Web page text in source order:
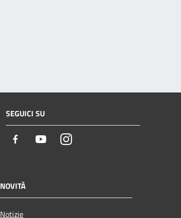
SEGUICI SU
Facebook YoutubeInstagram
NOVITÀ
Notizie